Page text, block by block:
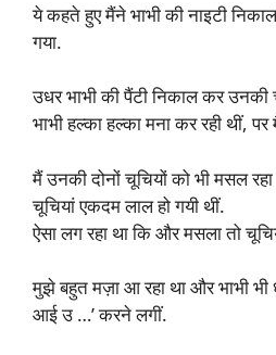
ये कहते हुए मैंने भाभी की नाइटी
गया.
उधर भाभी की पैंटी निकाल कर
भाभी हल्का हल्का मना कर रही थीं,
मैं उनकी दोनों चूचियों को भी मसल
चूचियां एकदम लाल हो गयी थीं.
ऐसा लग रहा था कि और मसला तो
मुझे बहुत मज़ा आ रहा था और भाभी
आई उ …’ करने लगीं.